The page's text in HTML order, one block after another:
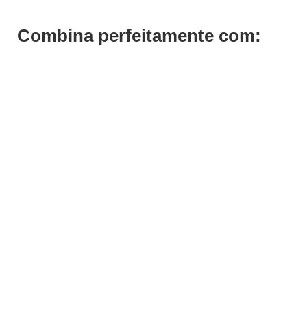
Combina perfeitamente com: